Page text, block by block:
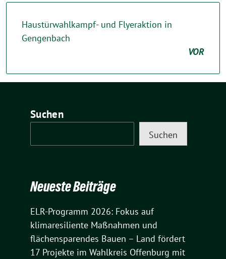
Haustürwahlkampf- und Flyeraktion in
Gengenbach
VOR
Suchen
Suchen
Neueste Beiträge
ELR-Programm 2026: Fokus auf
klimaresiliente Maßnahmen und
flächensparendes Bauen – Land fördert
17 Projekte im Wahlkreis Offenburg mit